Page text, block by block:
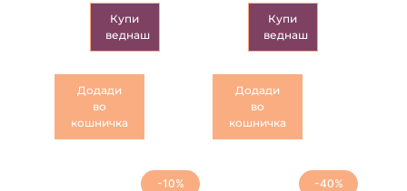
Купи
веднаш
Додади
во
кошничка
Купи
веднаш
Додади
во
кошничка
-10% -40%